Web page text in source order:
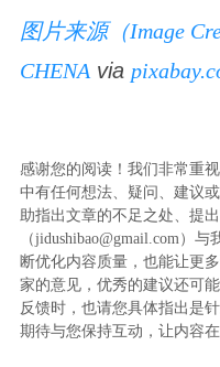
图片来源（Image
CHENA via
感谢您的阅读！我们非常重
中有任何想法、疑问、建议
助指出文章的不足之处、提
（jidushibao@gmail.com）
断优化内容质量，也能让更
家的意见，优秀的建议还可
反馈时，也请您具体指出是
期待与您保持互动，让内容